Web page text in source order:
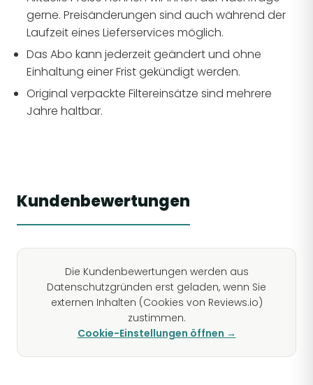
gerne. Preisänderungen sind auch während der
Laufzeit eines Lieferservices möglich.
Das Abo kann jederzeit geändert und ohne
Einhaltung einer Frist gekündigt werden.
Original verpackte Filtereinsätze sind mehrere
Jahre haltbar.
Kundenbewertungen
Die Kundenbewertungen werden aus
Datenschutzgründen erst geladen, wenn Sie
externen Inhalten (Cookies von Reviews.io)
zustimmen.
Cookie-Einstellungen öffnen →